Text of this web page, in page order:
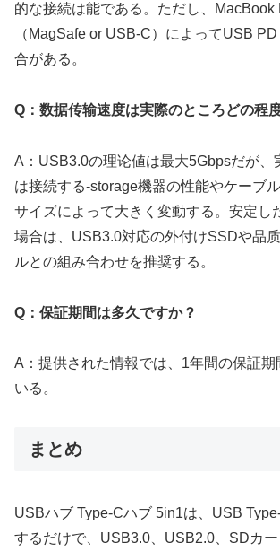
的な接続は能である。ただし、MacBook
（MagSafe or USB-C）によってUSB
合がある。
Q：数据传输速度は実際のところどの程
A：USB3.0の理论値は最大5Gbpsだが、
は接続する-storage機器の性能やケーブ
サイズによって大きく変動する。安定し
場合は、USB3.0対応の外付けSSDや品
ルとの組み合わせを推奨する。
Q：保証期間は多久ですか？
A：提供された情報では、1年間の保証期
いる。
まとめ
USBハブ Type-Cハブ 5in1は、USB
するだけで、USB3.0、USB2.0、SDカー